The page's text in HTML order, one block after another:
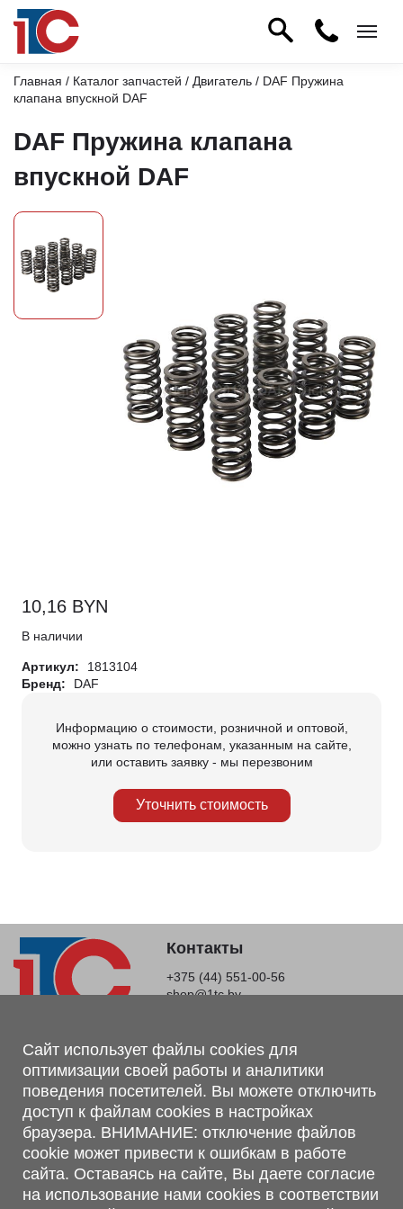
Главная / Каталог запчастей / Двигатель / DAF Пружина
клапана впускной DAF
DAF Пружина клапана
впускной DAF
10,16 BYN
В наличии
Артикул:
1813104
Бренд:
DAF
Информацию о стоимости, розничной и оптовой,
можно узнать по телефонам, указанным на сайте,
или оставить заявку - мы перезвоним
Уточнить стоимость
Контакты
+375 (44) 551-00-56
shop@1tc.by
Магазин, склад
г. Минск, Минский р-н, п. Привольный, ул. Мира, 20А,
223062
г. Брест, ул. Лейтенанта Рябцева, 108 В, 224701
Обращаем Ваше внимание, что вся предоставленная на сайте
информация, касающаяся комплектаций, технических
характеристик, цветовых сочетаний, а также стоимости и
сервисного обслуживания носит информационный характер и
Сайт использует файлы cookies для
оптимизации своей работы и аналитики
поведения посетителей. Вы можете отключить
доступ к файлам cookies в настройках
браузера. ВНИМАНИЕ: отключение файлов
cookie может привести к ошибкам в работе
сайта. Оставаясь на сайте, Вы даете согласие
на использование нами cookies в соответствии